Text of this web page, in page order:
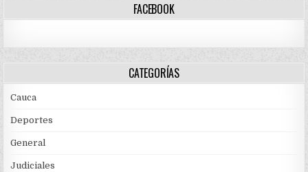
FACEBOOK
CATEGORÍAS
Cauca
Deportes
General
Judiciales